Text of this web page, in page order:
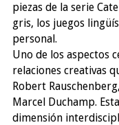
piezas de la serie
gris, los juegos
personal.
Uno de los aspectos
relaciones creativas
Robert
Marcel Duchamp.
dimensión